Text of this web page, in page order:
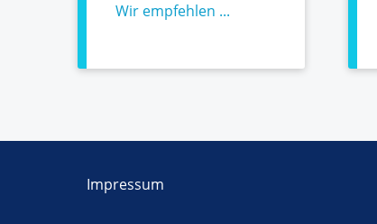
Wir empfehlen ...
Impressum